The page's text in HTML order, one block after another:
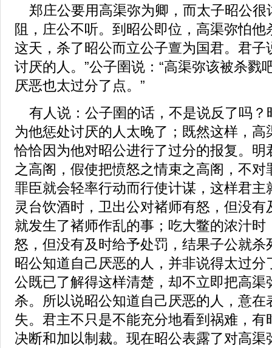
郑庄公要用高渠弥为卿，而太子昭公很
阻，庄公不听。到昭公即位，高渠弥怕他
这天，杀了昭公而立公子亶为国君。君子
讨厌的人。”公子圉说：“高渠弥该被杀戮
厌恶也太过分了点。”
有人说：公子圉的话，不是说反了吗？
为他惩处讨厌的人太晚了；既然这样，高
恰恰因为他对昭公进行了过分的报复。明
之高阁，假使把愤怒之情束之高阁，不
罪臣就会轻率行动而行使计谋，这样君主
灵台饮酒时，卫出公对褚师有怒，但没
就发生了褚师作乱的事；吃大鳖的浓汁时
怒，但没有及时给予处罚，结果子公就杀
昭公知道自己厌恶的人，并非说得太过分
公既已了解得这样清楚，却不立即把高渠
杀。所以说昭公知道自己厌恶的人，意在
失。君主不只是不能充分地看到祸难，有
决断和加以制裁。现在昭公表露了对高渠